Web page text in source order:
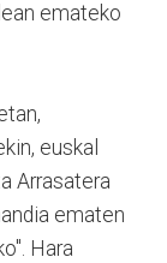
emateko
euskal
Arrasatera
ematen
Hara